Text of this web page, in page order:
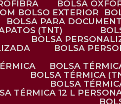
BOLSA
BOLSO EXTERIOR
BOLSA PARA
(TNT)
BOLSA
BOLSA
BOLSA
BOLSA TÉRMICA
BOLSA
TÉRMICA 12 L